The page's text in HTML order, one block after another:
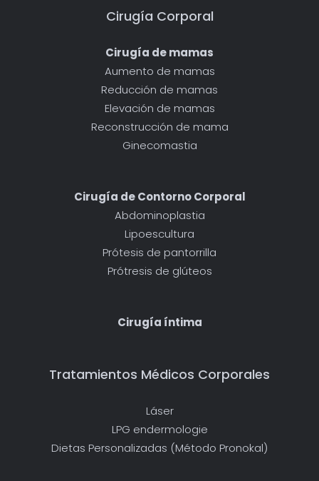
Cirugía Corporal
Cirugía de mamas
Aumento de mamas
Reducción de mamas
Elevación de mamas
Reconstrucción de mama
Ginecomastia
Cirugía de Contorno Corporal
Abdominoplastia
Lipoescultura
Prótesis de pantorrilla
Prótresis de glúteos
Cirugía íntima
Tratamientos Médicos Corporales
Láser
LPG endermologie
Dietas Personalizadas (Método Pronokal)